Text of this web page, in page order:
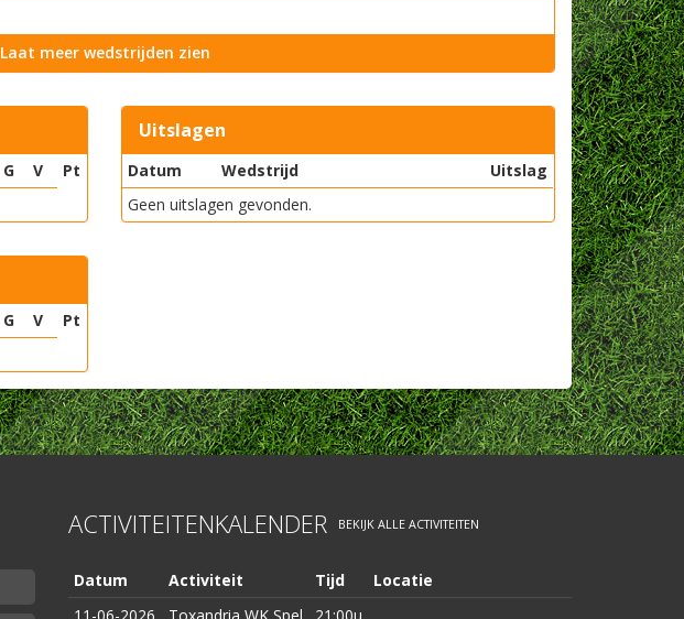
Laat meer wedstrijden zien
G V
Pt
Uitslagen
Datum Wedstrijd
Uitslag
Geen uitslagen gevonden.
G V
Pt
ACTIVITEITENKALENDER BEKIJK ALLE ACTIVITEITEN
Datum Activiteit Tijd
Locatie